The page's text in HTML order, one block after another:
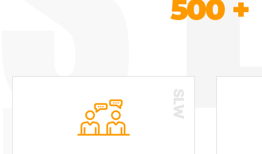
500 +